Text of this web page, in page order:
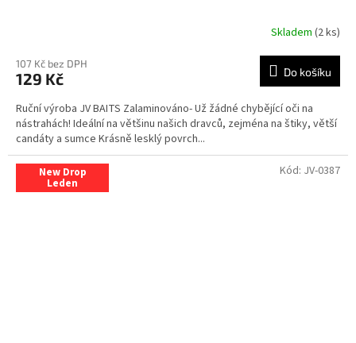
Skladem (2 ks)
107 Kč bez DPH
129 Kč Do košíku
Ruční výroba JV BAITS Zalaminováno- Už žádné chybějící oči na
nástrahách! Ideální na většinu našich dravců, zejména na štiky, větší
candáty a sumce Krásně lesklý povrch...
New Drop
Leden
Kód: JV-0387